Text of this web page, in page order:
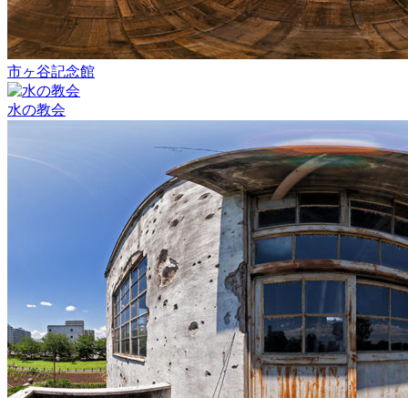
市ヶ谷記念館
水の教会